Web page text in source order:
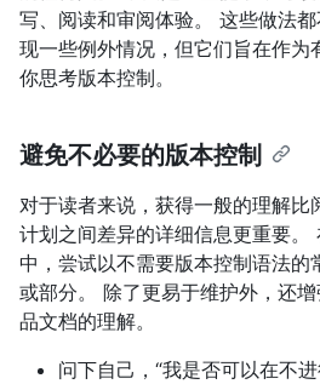
写、阅读和审阅体验。 这些做法
现一些例外情况，但它们旨在作为
你思考版本控制。
避免不必要的版本控制
对于读者来说，获得一般的理解比
计划之间差异的详细信息更重要。
中，尝试以不需要版本控制语法的
或部分。 除了更易于维护外，还
品文档的理解。
问下自己，“我是否可以在不